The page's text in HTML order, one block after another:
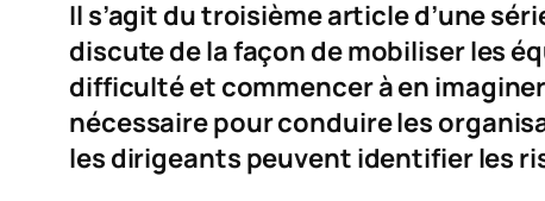
Il s’agit du troisième article d’une
discute de la façon de mobiliser les
difficulté et commencer à en
nécessaire pour conduire les
les dirigeants peuvent identifier les